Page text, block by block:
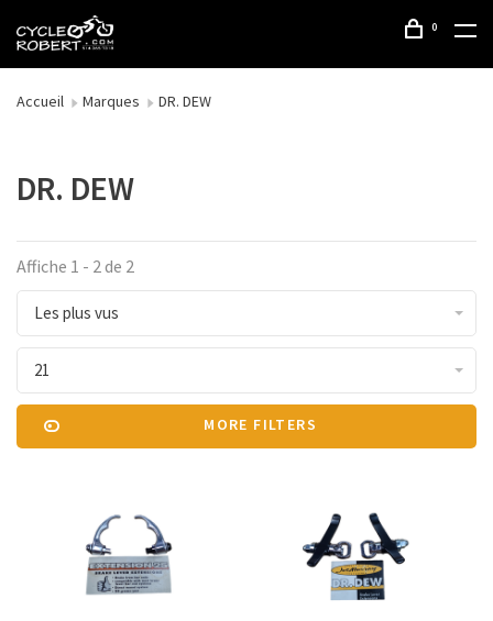
0
Accueil Marques DR. DEW
DR. DEW
Affiche 1 - 2 de 2
Les plus vus
21
MORE FILTERS